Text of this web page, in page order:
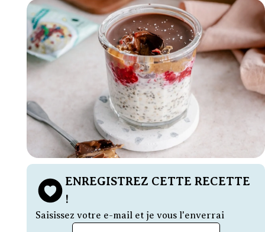
ENREGISTREZ CETTE RECETTE
!
Saisissez votre e-mail et je vous l'enverrai